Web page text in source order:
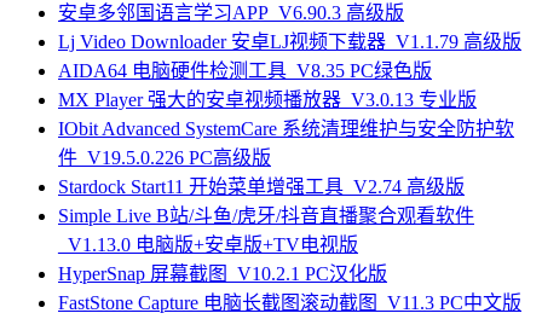
安卓多邻国语言学习APP_V6.90.3 高级版
Lj Video Downloader 安卓LJ视频下载器_V1.1.79 高级版
AIDA64 电脑硬件检测工具_V8.35 PC绿色版
MX Player 强大的安卓视频播放器_V3.0.13 专业版
IObit Advanced SystemCare 系统清理维护与安全防护软
件_V19.5.0.226 PC高级版
Stardock Start11 开始菜单增强工具_V2.74 高级版
Simple Live B站/斗鱼/虎牙/抖音直播聚合观看软件
_V1.13.0 电脑版+安卓版+TV电视版
HyperSnap 屏幕截图_V10.2.1 PC汉化版
FastStone Capture 电脑长截图滚动截图_V11.3 PC中文版